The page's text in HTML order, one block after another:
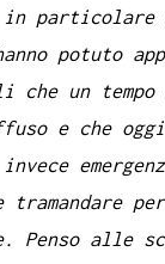
particolare
potuto
che un tempo
e che oggi
invece
tramandare
Penso alle